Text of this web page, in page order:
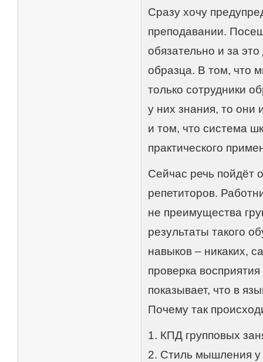
Сразу хочу
преподавании.
обязательно и за
образца. В том, что
только сотрудники
у них знания, то они
и том, что система
практического
Сейчас речь пойдёт
репетиторов.
не преимущества
результаты такого
навыков – никаких,
проверка
показывает, что в
Почему так
1. КПД групповых
2. Стиль мышления у